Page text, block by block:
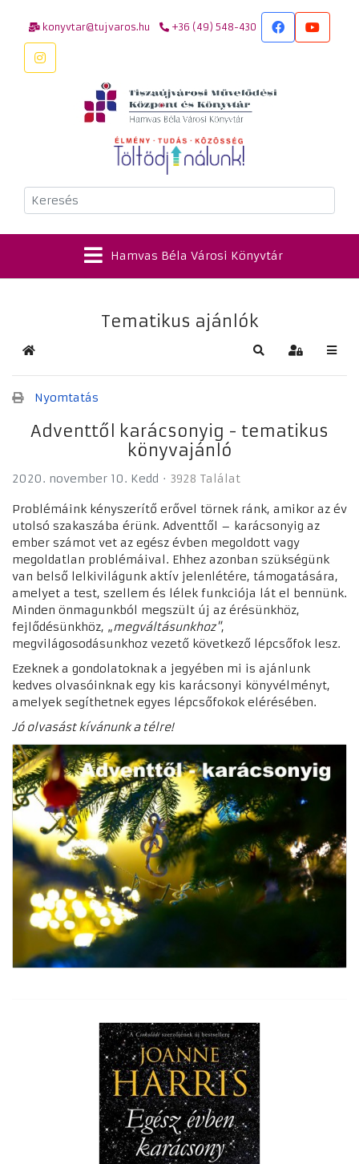
konyvtar@tujvaros.hu +36 (49) 548-430
Keresés
Hamvas Béla Városi Könyvtár
Tematikus ajánlók
Kezdőlap Keresés
Nyomtatás
Adventtől karácsonyig - tematikus
könyvajánló
2020. november 10. Kedd 3928 Találat
Problémáink kényszerítő erővel törnek ránk, amikor az év
utolsó szakaszába érünk. Adventtől – karácsonyig az
ember számot vet az egész évben megoldott vagy
megoldatlan problémáival. Ehhez azonban szükségünk
van belső lelkivilágunk aktív jelenlétére, támogatására,
amelyet a test, szellem és lélek funkciója lát el bennünk.
Minden önmagunkból megszült új az érésünkhöz,
fejlődésünkhöz, „megváltásunkhoz",
megvilágosodásunkhoz vezető következő lépcsőfok lesz.
Ezeknek a gondolatoknak a jegyében mi is ajánlunk
kedves olvasóinknak egy kis karácsonyi könyvélményt,
amelyek segíthetnek egyes lépcsőfokok elérésében.
Jó olvasást kívánunk a télre!